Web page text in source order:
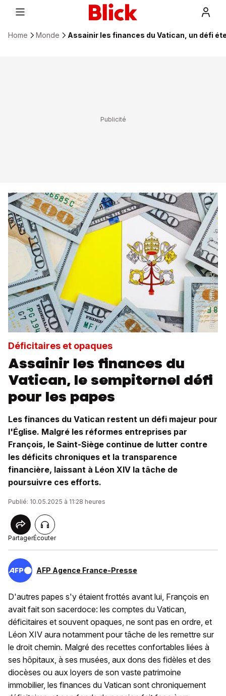
Home Monde Assainir les finances du Vatican, un défi
Photo:
Shutterstock
Déficitaires et opaques
Assainir les finances du
Vatican, le sempiternel défi
pour les papes
Les finances du Vatican restent un défi majeur pour
l'Église. Malgré les réformes entreprises par
François, le Saint-Siège continue de lutter contre
les déficits chroniques et la transparence
financière, laissant à Léon XIV la tâche de
poursuivre ces efforts.
Publié: 10.05.2025 à 11:28 heures
PartagerÉcouter
AFP Agence France-Presse
D'autres papes s'y étaient frottés avant lui, François en
avait fait son sacerdoce: les comptes du Vatican,
déficitaires et souvent opaques, ne sont pas en ordre, et
Léon XIV aura notamment pour tâche de les remettre sur
le droit chemin. Malgré des recettes confortables liées à
ses hôpitaux, à ses musées, aux dons des fidèles et des
diocèses ou aux loyers de son vaste patrimoine
immobilier, les finances du Vatican sont chroniquement